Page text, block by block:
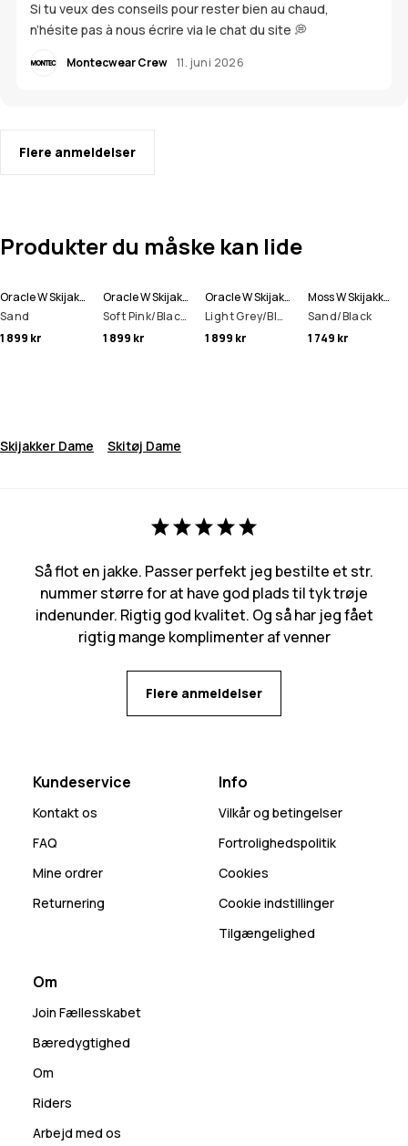
Si tu veux des conseils pour rester bien au chaud,
n’hésite pas à nous écrire via le chat du site 💭
Montecwear Crew 11. juni 2026
Flere anmeldelser
Produkter du måske kan lide
Oracle W Skijakke Dame
Sand
1 899 kr
Oracle W Skijakke Dame
Soft Pink/Black/Metal Blue
1 899 kr
Oracle W Skijakke Dame
Light Grey/Black/Atlantic
1 899 kr
Moss W Skijakke Dame
Sand/Black
1 749 kr
Skijakker Dame Skitøj Dame
Så flot en jakke. Passer perfekt jeg bestilte et str.
nummer større for at have god plads til tyk trøje
indenunder. Rigtig god kvalitet. Og så har jeg fået
rigtig mange komplimenter af venner
Flere anmeldelser
Kundeservice
Kontakt os
FAQ
Mine ordrer
Returnering
Info
Vilkår og betingelser
Fortrolighedspolitik
Cookies
Cookie indstillinger
Tilgængelighed
Om
Join Fællesskabet
Bæredygtighed
Om
Riders
Arbejd med os